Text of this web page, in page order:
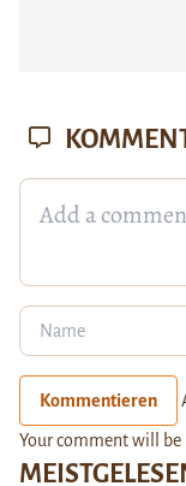
Kommentieren
Your comment will be